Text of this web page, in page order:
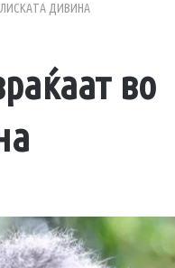
ДИВИНА
во